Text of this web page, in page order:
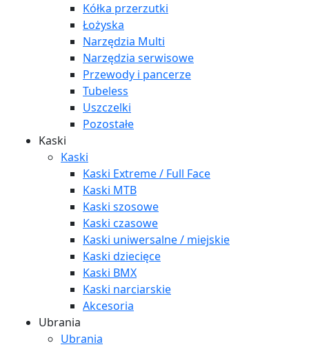
Kółka przerzutki
Łożyska
Narzędzia Multi
Narzędzia serwisowe
Przewody i pancerze
Tubeless
Uszczelki
Pozostałe
Kaski
Kaski
Kaski Extreme / Full Face
Kaski MTB
Kaski szosowe
Kaski czasowe
Kaski uniwersalne / miejskie
Kaski dziecięce
Kaski BMX
Kaski narciarskie
Akcesoria
Ubrania
Ubrania